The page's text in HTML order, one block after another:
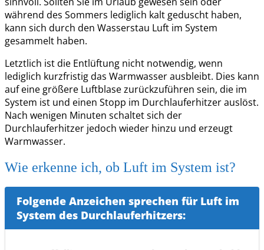
während des Sommers lediglich kalt geduscht haben,
kann sich durch den Wasserstau Luft im System
gesammelt haben.
Letztlich ist die Entlüftung nicht notwendig, wenn
lediglich kurzfristig das Warmwasser ausbleibt. Dies kann
auf eine größere Luftblase zurückzuführen sein, die im
System ist und einen Stopp im Durchlauferhitzer auslöst.
Nach wenigen Minuten schaltet sich der
Durchlauferhitzer jedoch wieder hinzu und erzeugt
Warmwasser.
Wie erkenne ich, ob Luft im System ist?
Folgende Anzeichen sprechen für Luft im
System des Durchlauferhitzers: